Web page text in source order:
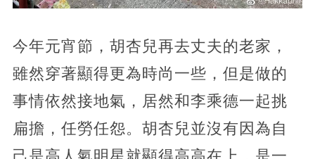
今年元宵節，胡杏兒再去丈夫的老家，
雖然穿著顯得更為時尚一些，但是做的
事情依然接地氣，居然和李乘德一起挑
扁擔，任勞任怨。胡杏兒並沒有因為自